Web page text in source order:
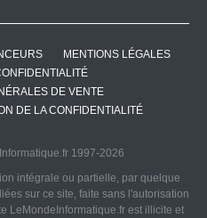
MENTIONS LÉGALES
DE VENTE
DE LA CONFIDENTIALITÉ
1997-2026
intégrale ou partielle, par quelque
sur ce site, faite sans l'autorisation
LeMondeInformatique.fr est illicite et